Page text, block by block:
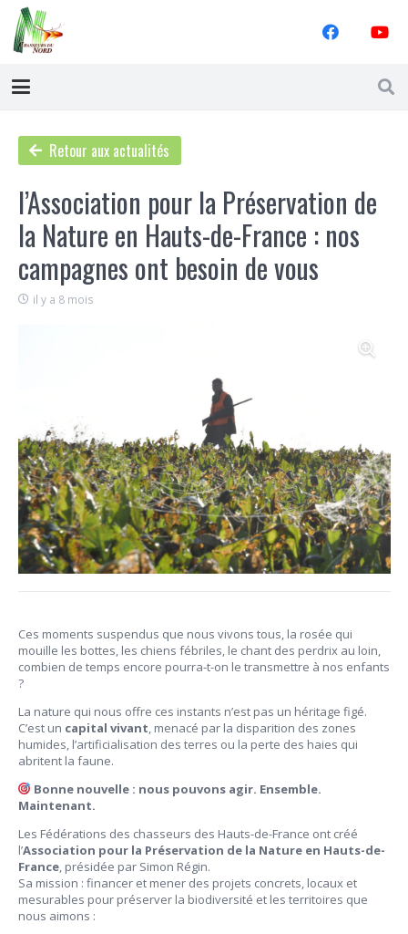
Retour aux actualités
l’Association pour la Préservation de
la Nature en Hauts-de-France : nos
campagnes ont besoin de vous
il y a 8 mois
Ces moments suspendus que nous vivons tous, la rosée qui
mouille les bottes, les chiens fébriles, le chant des perdrix au loin,
combien de temps encore pourra-t-on le transmettre à nos enfants
?
La nature qui nous offre ces instants n’est pas un héritage figé.
C’est un capital vivant, menacé par la disparition des zones
humides, l’artificialisation des terres ou la perte des haies qui
abritent la faune.
Bonne nouvelle : nous pouvons agir. Ensemble.
Maintenant.
Les Fédérations des chasseurs des Hauts-de-France ont créé
l’Association pour la Préservation de la Nature en Hauts-de-
France, présidée par Simon Régin.
Sa mission : financer et mener des projets concrets, locaux et
mesurables pour préserver la biodiversité et les territoires que
nous aimons :